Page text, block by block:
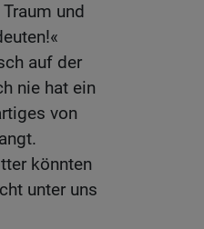
und
auf der
nie hat ein
von
könnten
unter uns